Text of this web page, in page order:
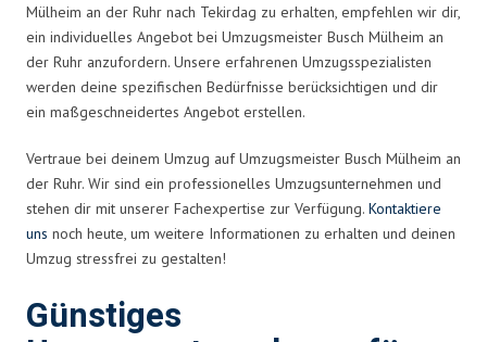
Mülheim an der Ruhr nach Tekirdag zu erhalten, empfehlen wir dir,
ein individuelles Angebot bei Umzugsmeister Busch Mülheim an
der Ruhr anzufordern. Unsere erfahrenen Umzugsspezialisten
werden deine spezifischen Bedürfnisse berücksichtigen und dir
ein maßgeschneidertes Angebot erstellen.
Vertraue bei deinem Umzug auf Umzugsmeister Busch Mülheim an
der Ruhr. Wir sind ein professionelles Umzugsunternehmen und
stehen dir mit unserer Fachexpertise zur Verfügung. Kontaktiere
uns noch heute, um weitere Informationen zu erhalten und deinen
Umzug stressfrei zu gestalten!
Günstiges